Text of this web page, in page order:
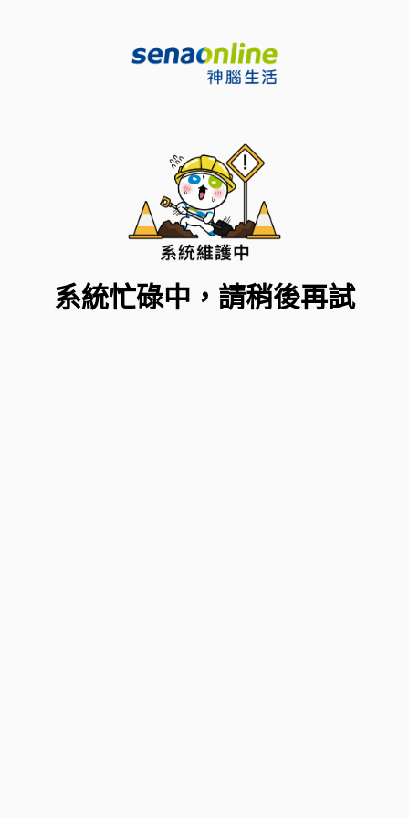
系統忙碌中，請稍後再試